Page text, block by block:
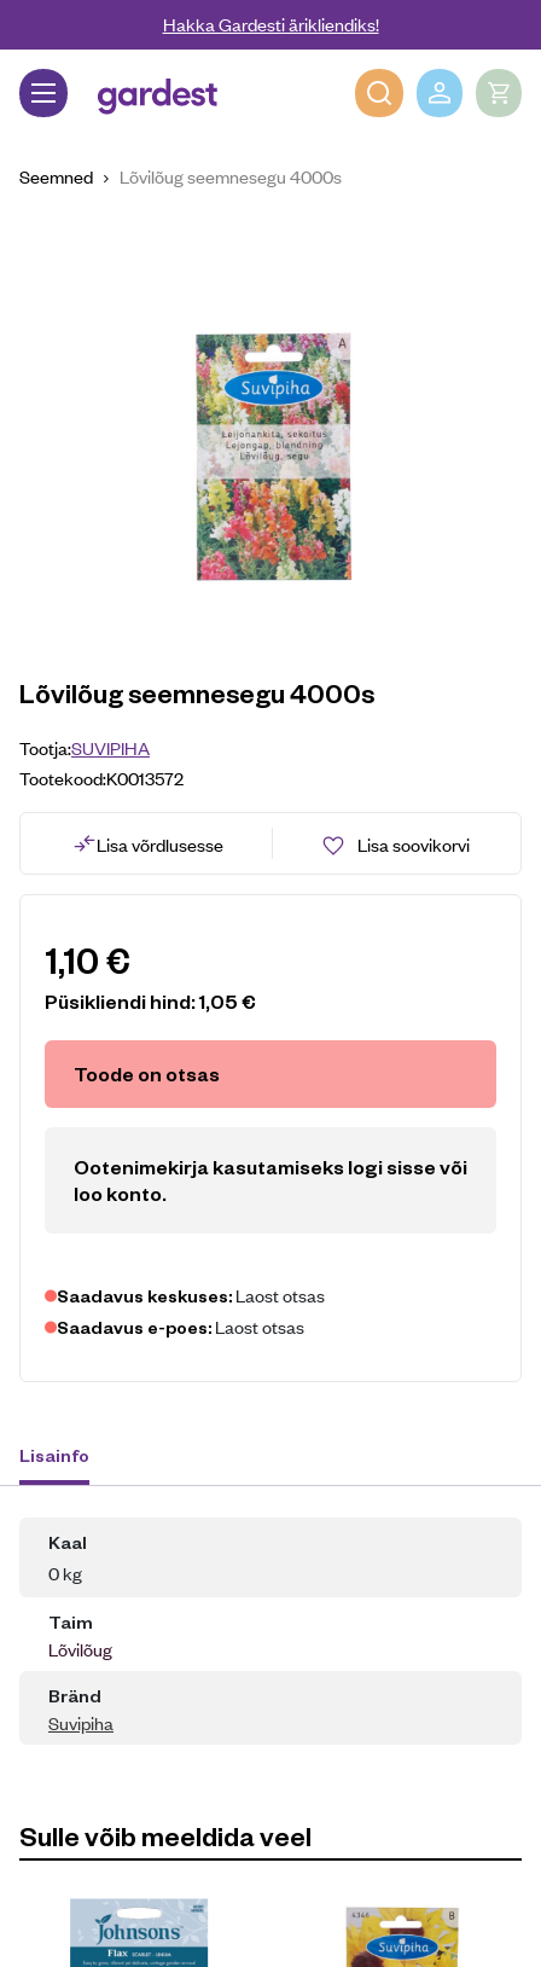
Liigu edasi põhisisu juurdeHakka Gardesti ärikliendiks!
Gardest
Seemned Lõvilõug seemnesegu 4000s
Lõvilõug seemnesegu 4000s
Tootja:SUVIPIHA
Tootekood:K0013572
Lisa võrdlusesse Lisa soovikorvi
1,10€
Püsikliendi hind:1,05€
Toode on otsas
Ootenimekirja kasutamiseks logi sisse või
loo konto.
Saadavus keskuses: Laost otsas
Saadavus e-poes: Laost otsas
Lisainfo
Kaal
0 kg
Taim
Lõvilõug
Bränd
Suvipiha
Sulle võib meeldida veel